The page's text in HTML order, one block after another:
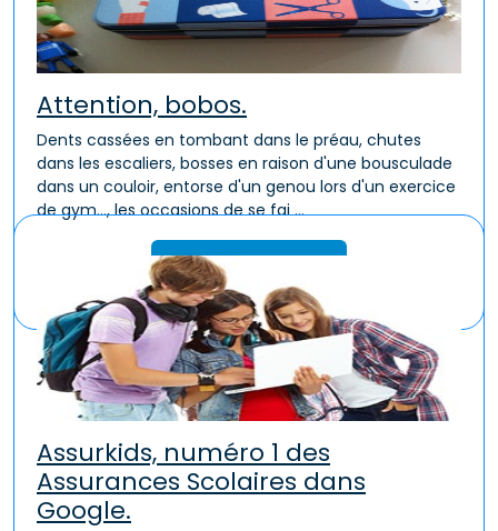
Attention, bobos.
Dents cassées en tombant dans le préau, chutes
dans les escaliers, bosses en raison d'une bousculade
dans un couloir, entorse d'un genou lors d'un exercice
de gym..., les occasions de se fai ...
Lire la suite
Assurkids, numéro 1 des
Assurances Scolaires dans
Google.